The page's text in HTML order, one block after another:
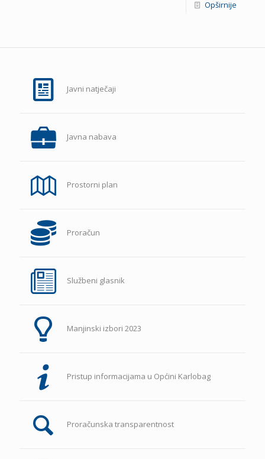
Opširnije
Javni natječaji
Javna nabava
Prostorni plan
Proračun
Službeni glasnik
Manjinski izbori 2023
Pristup informacijama u Općini Karlobag
Proračunska transparentnost